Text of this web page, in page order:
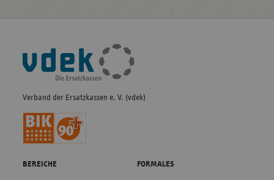
Fußleisten-
Navigation
Verband der Ersatzkassen e. V. (vdek)
BEREICHE FORMALES